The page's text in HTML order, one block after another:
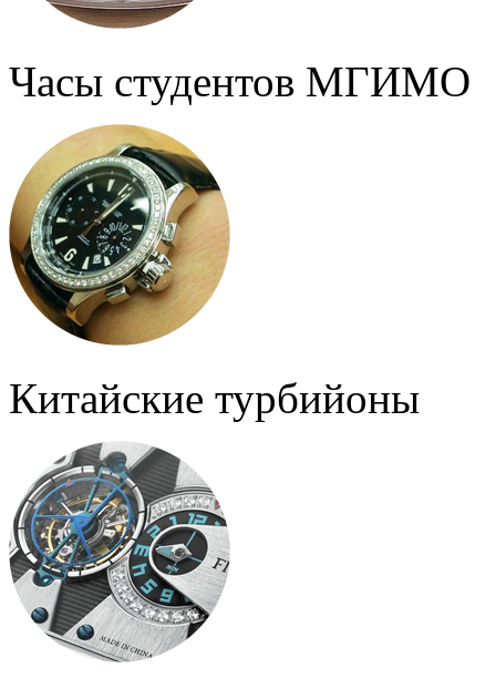
Часы студентов МГИМО
Китайские турбийоны